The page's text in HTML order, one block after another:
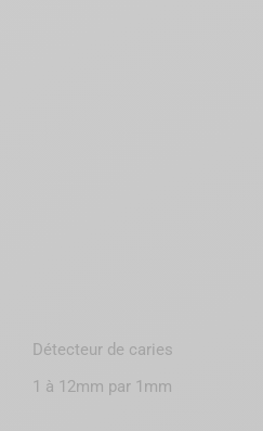
Détecteur de caries
1 à 12mm par 1mm